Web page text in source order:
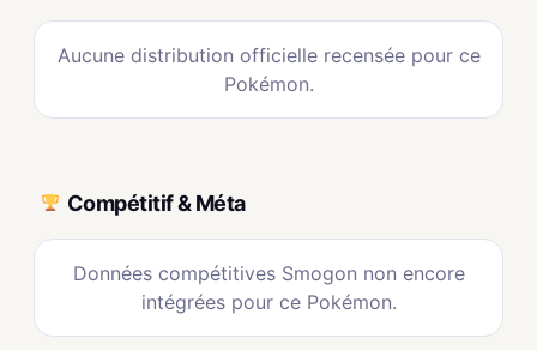
Aucune distribution officielle recensée pour ce
Pokémon.
Compétitif & Méta
Données compétitives Smogon non encore
intégrées pour ce Pokémon.